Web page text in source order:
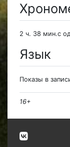
2 ч. 38 мин.с
Язык
Показы в
16+